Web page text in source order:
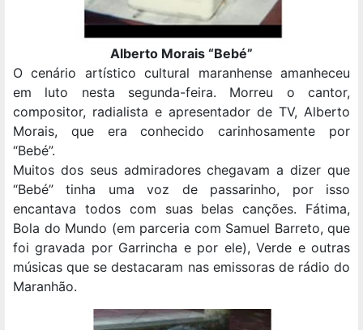
Alberto Morais “Bebé”
O cenário artístico cultural maranhense amanheceu
em luto nesta segunda-feira. Morreu o cantor,
compositor, radialista e apresentador de TV, Alberto
Morais, que era conhecido carinhosamente por
“Bebé”.
Muitos dos seus admiradores chegavam a dizer que
“Bebé” tinha uma voz de passarinho, por isso
encantava todos com suas belas canções. Fátima,
Bola do Mundo (em parceria com Samuel Barreto, que
foi gravada por Garrincha e por ele), Verde e outras
músicas que se destacaram nas emissoras de rádio do
Maranhão.